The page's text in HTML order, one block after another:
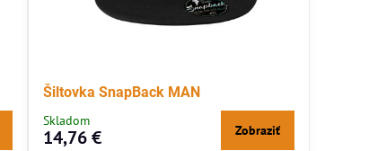
Šiltovka SnapBack MAN
Skladom
14,76 € Zobraziť